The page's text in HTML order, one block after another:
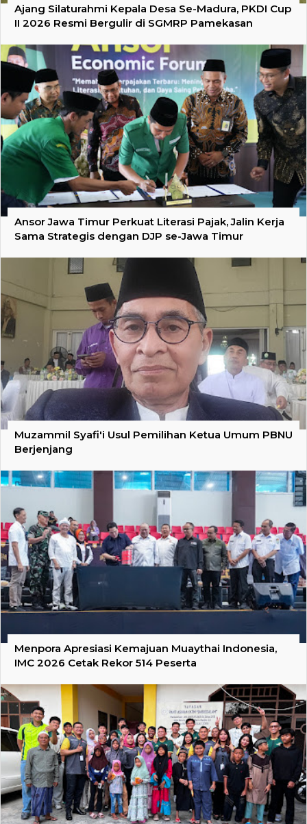
Ajang Silaturahmi Kepala Desa Se-Madura, PKDI Cup
II 2026 Resmi Bergulir di SGMRP Pamekasan
Ansor Jawa Timur Perkuat Literasi Pajak, Jalin Kerja
Sama Strategis dengan DJP se-Jawa Timur
Muzammil Syafi'i Usul Pemilihan Ketua Umum PBNU
Berjenjang
Menpora Apresiasi Kemajuan Muaythai Indonesia,
IMC 2026 Cetak Rekor 514 Peserta